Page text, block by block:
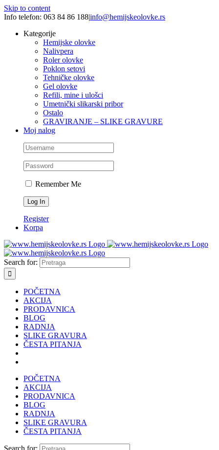
Skip to content
Info telefon: 063 84 86 188|info@hemijskeolovke.rs
Kategorije
Hemijske olovke
Nalivpera
Roler olovke
Poklon setovi
Tehničke olovke
Gel olovke
Refili, mine i ulošci
Umetnički slikarski pribor
Ostalo
GRAVIRANJE – SLIKE GRAVURE
Moj nalog
Remember Me
Register
Korpa
Search for:
POČETNA
AKCIJA
PRODAVNICA
BLOG
RADNJA
SLIKE GRAVURA
ČESTA PITANJA
POČETNA
AKCIJA
PRODAVNICA
BLOG
RADNJA
SLIKE GRAVURA
ČESTA PITANJA
Search for: